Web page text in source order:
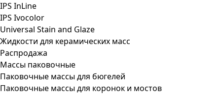
IPS InLine
IPS Ivocolor
Universal Stain and Glaze
Жидкости для керамических масс
Распродажа
Массы паковочные
Паковочные массы для бюгелей
Паковочные массы для коронок и мостов